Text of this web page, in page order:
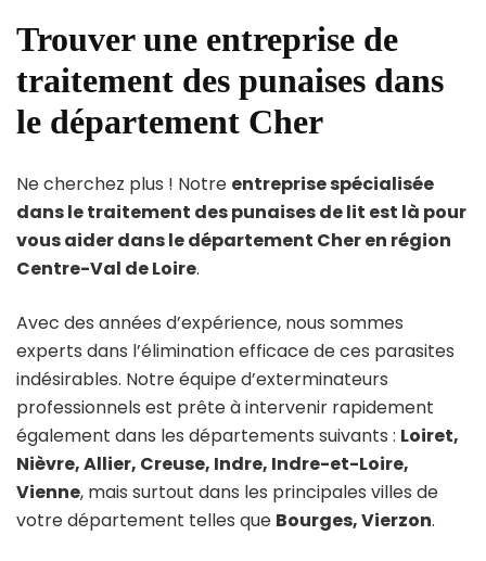
Trouver une entreprise de
traitement des punaises dans
le département Cher
Ne cherchez plus ! Notre entreprise spécialisée
dans le traitement des punaises de lit est là pour
vous aider dans le département Cher en région
Centre-Val de Loire.
Avec des années d’expérience, nous sommes
experts dans l’élimination efficace de ces parasites
indésirables. Notre équipe d’exterminateurs
professionnels est prête à intervenir rapidement
également dans les départements suivants : Loiret,
Nièvre, Allier, Creuse, Indre, Indre-et-Loire,
Vienne, mais surtout dans les principales villes de
votre département telles que Bourges, Vierzon.